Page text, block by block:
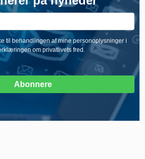
til behandlingen af mine personoplysninger i
om privatlivets fred.
Abonnere